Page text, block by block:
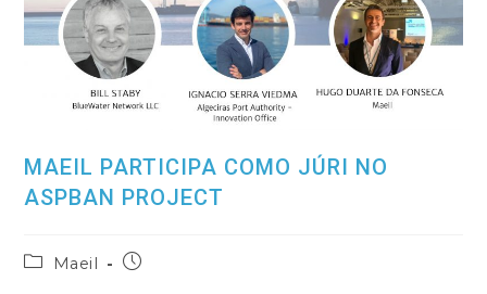
MAEIL PARTICIPA COMO JÚRI NO
ASPBAN PROJECT
PostMaeil
Post